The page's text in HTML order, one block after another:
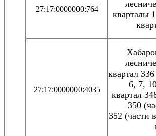
27:17:0000000:764
кварталы
27:17:0000000:4035
квартал
6, 7,
квартал
350
352 (части